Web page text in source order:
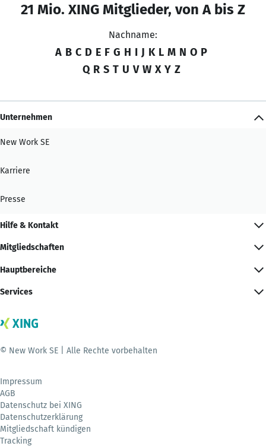
21 Mio. XING Mitglieder, von A bis Z
Nachname:
A B C D E F G H I J K L M N O P
Q R S T U V W X Y Z
Unternehmen
New Work SE
Karriere
Presse
Hilfe & Kontakt
Mitgliedschaften
Hauptbereiche
Services
© New Work SE | Alle Rechte vorbehalten
Impressum
AGB
Datenschutz bei XING
Datenschutzerklärung
Mitgliedschaft kündigen
Tracking